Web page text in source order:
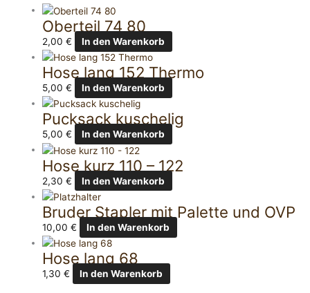
Oberteil 74 80
2,00€ In den Warenkorb
Hose lang 152 Thermo
5,00€ In den Warenkorb
Pucksack kuschelig
5,00€ In den Warenkorb
Hose kurz 110 – 122
2,30€ In den Warenkorb
Bruder Stapler mit Palette und OVP
10,00€ In den Warenkorb
Hose lang 68
1,30€ In den Warenkorb